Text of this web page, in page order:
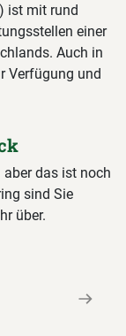
ist mit rund
einer
Auch in
Verfügung und
das ist noch
sind Sie
über.
Next